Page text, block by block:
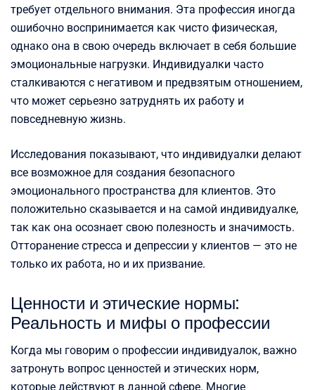
требует отдельного внимания. Эта профессия иногда
ошибочно воспринимается как чисто физическая,
однако она в свою очередь включает в себя большие
эмоциональные нагрузки. Индивидуалки часто
сталкиваются с негативом и предвзятым отношением,
что может серьезно затруднять их работу и
повседневную жизнь.
Исследования показывают, что индивидуалки делают
все возможное для создания безопасного
эмоционального пространства для клиентов. Это
положительно сказывается и на самой индивидуалке,
так как она осознает свою полезность и значимость.
Отторанение стресса и депрессии у клиентов — это не
только их работа, но и их призвание.
Ценности и этические нормы:
Реальность и мифы о профессии
Когда мы говорим о профессии индивидуалок, важно
затронуть вопрос ценностей и этических норм,
которые действуют в данной сфере. Многие